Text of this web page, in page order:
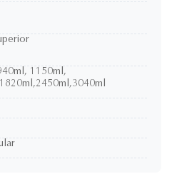
1150ml,